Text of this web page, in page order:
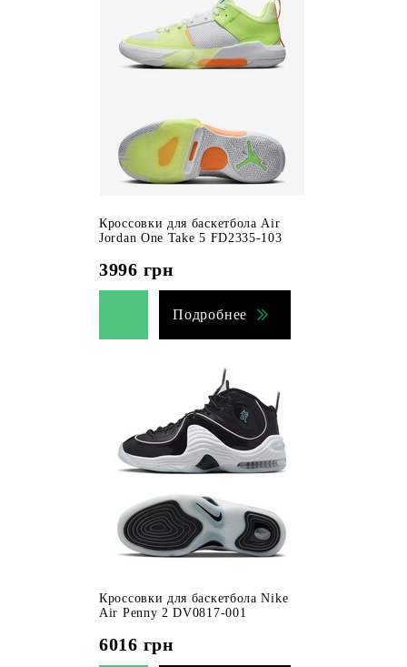
Кроссовки для баскетбола Air
Jordan One Take 5 FD2335-103
3996 грн
Подробнее
Кроссовки для баскетбола Nike
Air Penny 2 DV0817-001
6016 грн